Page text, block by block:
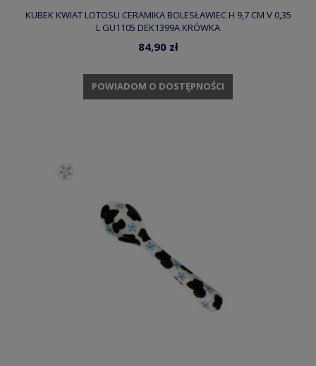
KUBEK KWIAT LOTOSU CERAMIKA BOLESŁAWIEC H 9,7 CM V 0,35
L GU1105 DEK1399A KRÓWKA
84,90 zł
POWIADOM O DOSTĘPNOŚCI